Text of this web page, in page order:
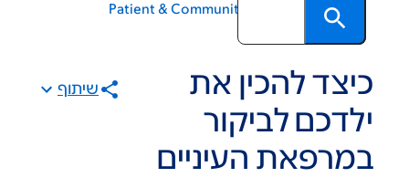
Patient & Community Education
כיצד להכין את
ילדכם לביקור
במרפאת העיניים
שיתוף